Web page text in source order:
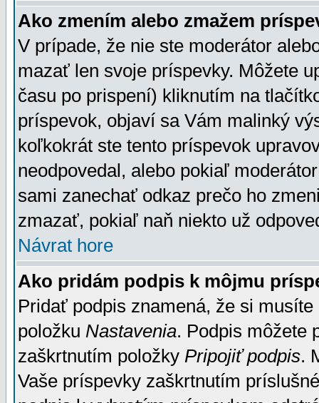
Ako zmením alebo zmažem
V prípade, že nie ste moderátor
mazať len svoje príspevky. Môžete
času po prispení) kliknutím na
príspevok, objaví sa Vám malinký
koľkokrát ste tento príspevok
neodpovedal, alebo pokiaľ
sami zanechať odkaz prečo ho
zmazať, pokiaľ naň niekto už
Návrat hore
Ako pridám podpis k môjmu
Pridať podpis znamená, že si
položku Nastavenia. Podpis môžete
zaškrtnutím položky Pripojiť podpis.
Vaše príspevky zaškrtnutím